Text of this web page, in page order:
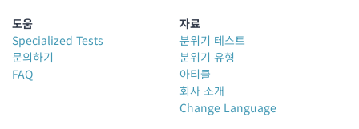
도움
Specialized Tests
문의하기
FAQ
자료
분위기 테스트
분위기 유형
아티클
회사 소개
Change Language